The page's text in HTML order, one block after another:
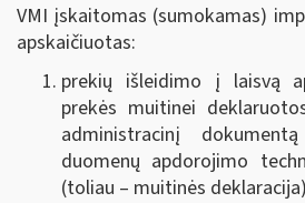
VMI įskaitomas (sumokamas)
apskaičiuotas:
prekių išleidimo į laisvą
prekės muitinei
administracinį
duomenų apdorojimo
(toliau – muitinės